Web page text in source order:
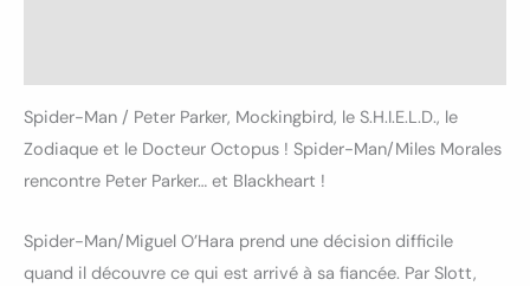
Spider-Man / Peter Parker, Mockingbird, le S.H.I.E.L.D., le
Zodiaque et le Docteur Octopus ! Spider-Man/Miles Morales
rencontre Peter Parker… et Blackheart !
Spider-Man/Miguel O’Hara prend une décision difficile
quand il découvre ce qui est arrivé à sa fiancée. Par Slott,